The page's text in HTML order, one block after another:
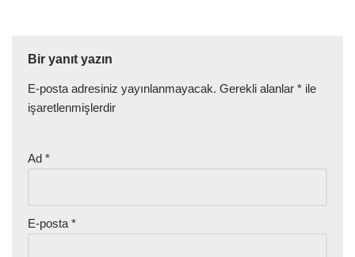
Bir yanıt yazın
E-posta adresiniz yayınlanmayacak. Gerekli alanlar * ile
işaretlenmişlerdir
Ad *
E-posta *